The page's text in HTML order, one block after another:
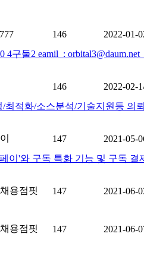
146 2022-01-
구둘2 eamil :
146 2022-02-
적화/소스분석/기술지원등 의
147 2021-05-
이'와 구독 특화 기능 및 구독 결
용점핏 147 2021-06-
용점핏 147 2021-06-